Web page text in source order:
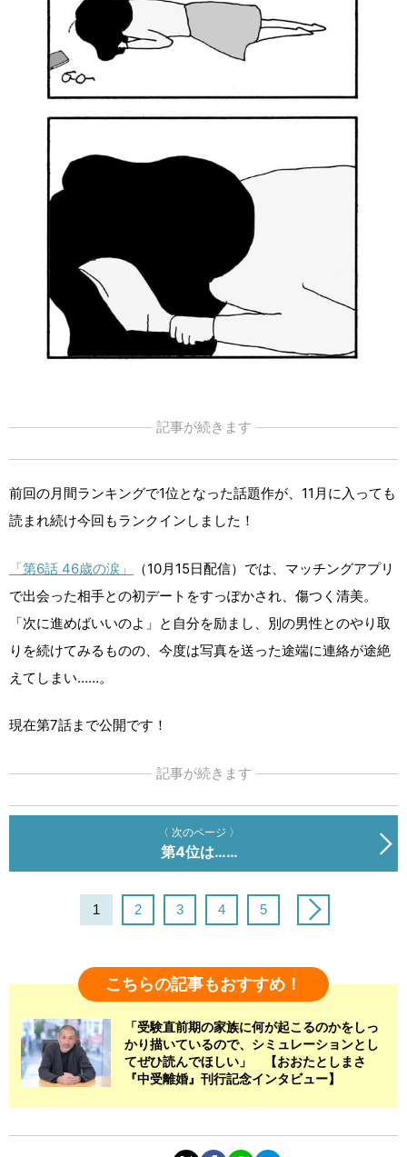
記事が続きます
前回の月間ランキングで1位となった話題作が、11月に入っても
読まれ続け今回もランクインしました！
「第6話 46歳の涙」
（10月15日配信）では、マッチングアプリ
で出会った相手との初デートをすっぽかされ、傷つく清美。
「次に進めばいいのよ」と自分を励まし、別の男性とのやり取
りを続けてみるものの、今度は写真を送った途端に連絡が途絶
えてしまい……。
現在第7話まで公開です！
記事が続きます
〈 次のページ 〉
第4位は……
1 2 3 4 5
こちらの記事もおすすめ！
「受験直前期の家族に何が起こるのかをしっ
かり描いているので、シミュレーションとし
てぜひ読んでほしい」 【おおたとしまさ
『中受離婚』刊行記念インタビュー】